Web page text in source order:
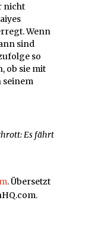
nicht
Wenn
sind
so
ob sie mit
seinem
Es fährt
. Übersetzt